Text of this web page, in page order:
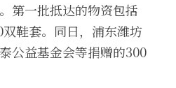
第一批抵达的物资包括
鞋套。同日，浦东潍坊
公益基金会等捐赠的300